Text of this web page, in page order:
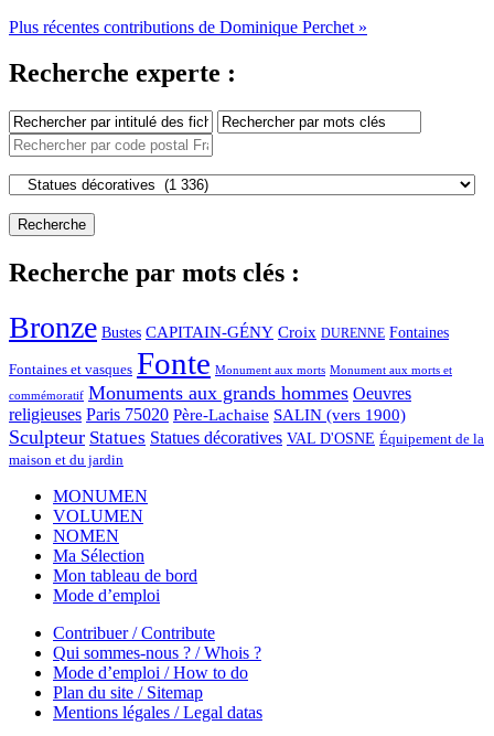
Plus récentes contributions de Dominique Perchet »
Recherche experte :
Recherche par mots clés :
Bronze Bustes CAPITAIN-GÉNY Croix DURENNE Fontaines
Fontaines et vasques Fonte Monument aux morts Monument aux morts et
commémoratif Monuments aux grands hommes Oeuvres
religieuses Paris 75020 Père-Lachaise SALIN (vers 1900)
Sculpteur Statues Statues décoratives VAL D'OSNE Équipement de la
maison et du jardin
MONUMEN
VOLUMEN
NOMEN
Ma Sélection
Mon tableau de bord
Mode d’emploi
Contribuer / Contribute
Qui sommes-nous ? / Whois ?
Mode d’emploi / How to do
Plan du site / Sitemap
Mentions légales / Legal datas